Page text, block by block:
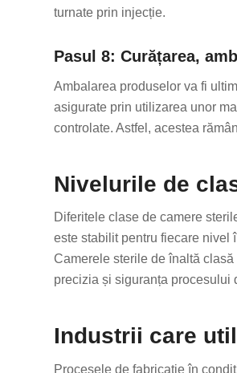
turnate prin injecție.
Pasul 8: Curățarea,
Ambalarea produselor va fi
asigurate prin utilizarea unor
controlate. Astfel, acestea
Nivelurile de
Diferitele clase de camere
este stabilit pentru fiecare nivel
Camerele sterile de înaltă
precizia și siguranța procesului
Industrii care
Procesele de fabricație în